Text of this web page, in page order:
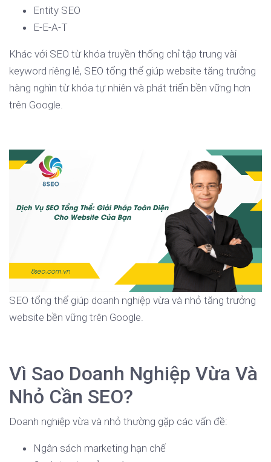
Entity SEO
E-E-A-T
Khác với SEO từ khóa truyền thống chỉ tập trung vài
keyword riêng lẻ, SEO tổng thể giúp website tăng trưởng
hàng nghìn từ khóa tự nhiên và phát triển bền vững hơn
trên Google.
SEO tổng thể giúp doanh nghiệp vừa và nhỏ tăng trưởng
website bền vững trên Google.
Vì Sao Doanh Nghiệp Vừa Và
Nhỏ Cần SEO?
Doanh nghiệp vừa và nhỏ thường gặp các vấn đề:
Ngân sách marketing hạn chế